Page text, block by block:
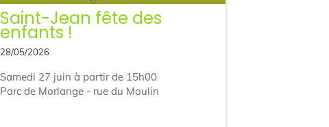
Saint-Jean fête des
enfants !
28/05/2026
Samedi 27 juin à partir de 15h00
Parc de Morlange - rue du Moulin